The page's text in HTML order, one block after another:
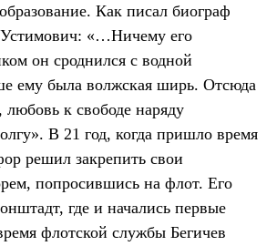
Как писал биограф
«…Ничему его
он сроднился с водной
ему была волжская ширь. Отсюда
к свободе наряду
В 21 год, когда пришло время
решил закрепить свои
попросившись на флот. Его
где и начались первые
флотской службы Бегичев